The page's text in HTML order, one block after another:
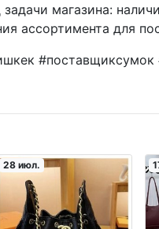
магазина:
ассортимента для
#поставщиксумок
28 июл.